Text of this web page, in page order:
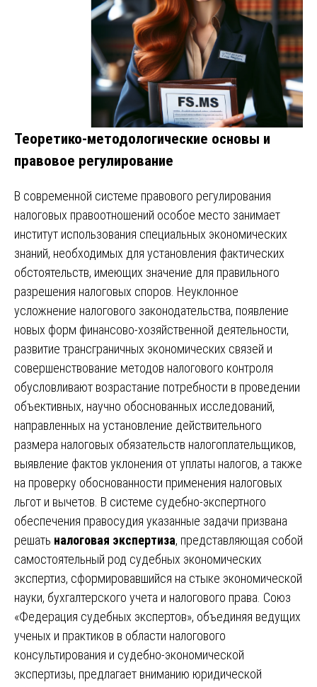
Теоретико-методологические основы и
правовое регулирование
В современной системе правового регулирования
налоговых правоотношений особое место занимает
институт использования специальных экономических
знаний, необходимых для установления фактических
обстоятельств, имеющих значение для правильного
разрешения налоговых споров. Неуклонное
усложнение налогового законодательства, появление
новых форм финансово-хозяйственной деятельности,
развитие трансграничных экономических связей и
совершенствование методов налогового контроля
обусловливают возрастание потребности в проведении
объективных, научно обоснованных исследований,
направленных на установление действительного
размера налоговых обязательств налогоплательщиков,
выявление фактов уклонения от уплаты налогов, а также
на проверку обоснованности применения налоговых
льгот и вычетов. В системе судебно-экспертного
обеспечения правосудия указанные задачи призвана
решать налоговая экспертиза, представляющая собой
самостоятельный род судебных экономических
экспертиз, сформировавшийся на стыке экономической
науки, бухгалтерского учета и налогового права. Союз
«Федерация судебных экспертов», объединяя ведущих
ученых и практиков в области налогового
консультирования и судебно-экономической
экспертизы, предлагает вниманию юридической